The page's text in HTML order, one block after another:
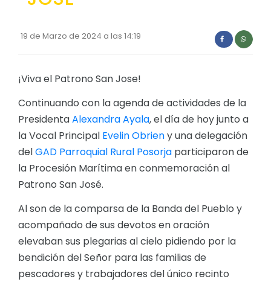
19 de Marzo de 2024 a las 14:19
¡Viva el Patrono San Jose!
Continuando con la agenda de actividades de la
PresidentaAlexandra Ayala, el día de hoy junto a
la Vocal Principal Evelin Obrieny una delegación
delGAD Parroquial Rural Posorja participaron de
la Procesión Marítima en conmemoración al
Patrono San José.
Al son de la comparsa de la Banda del Pueblo y
acompañado de sus devotos en oración
elevaban sus plegarias al cielo pidiendo por la
bendición del Señor para las familias de
pescadores y trabajadores del único recinto